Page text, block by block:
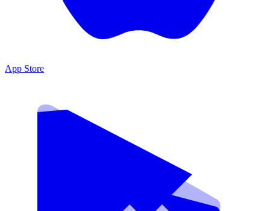
App Store